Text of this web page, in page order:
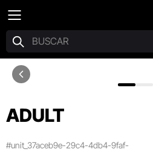
ADULT
#unit_37aceb9e-29c4-4db4-9faf-